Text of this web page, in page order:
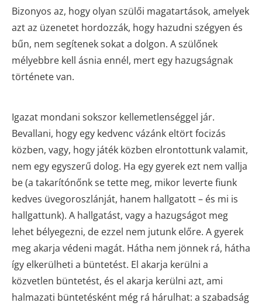
Bizonyos az, hogy olyan szülői magatartások, amelyek
azt az üzenetet hordozzák, hogy hazudni szégyen és
bűn, nem segítenek sokat a dolgon. A szülőnek
mélyebbre kell ásnia ennél, mert egy hazugságnak
története van.
Igazat mondani sokszor kellemetlenséggel jár.
Bevallani, hogy egy kedvenc vázánk eltört focizás
közben, vagy, hogy játék közben elrontottunk valamit,
nem egy egyszerű dolog. Ha egy gyerek ezt nem vallja
be (a takarítónőnk se tette meg, mikor leverte fiunk
kedves üvegoroszlánját, hanem hallgatott – és mi is
hallgattunk). A hallgatást, vagy a hazugságot meg
lehet bélyegezni, de ezzel nem jutunk előre. A gyerek
meg akarja védeni magát. Hátha nem jönnek rá, hátha
így elkerülheti a büntetést. El akarja kerülni a
közvetlen büntetést, és el akarja kerülni azt, ami
halmazati büntetésként még rá hárulhat: a szabadság